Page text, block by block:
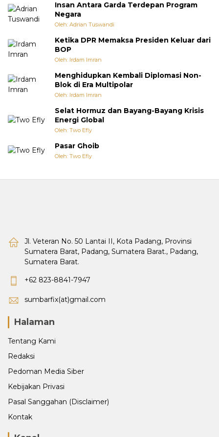
Insan Antara Garda Terdepan Program
Negara
Oleh: Adrian Tuswandi
Ketika DPR Memaksa Presiden Keluar dari
BOP
Oleh: Irdam Imran
Menghidupkan Kembali Diplomasi Non-
Blok di Era Multipolar
Oleh: Irdam Imran
Selat Hormuz dan Bayang-Bayang Krisis
Energi Global
Oleh: Two Efly
Pasar Ghoib
Oleh: Two Efly
Jl. Veteran No. 50 Lantai II, Kota Padang, Provinsi
Sumatera Barat, Padang, Sumatera Barat., Padang,
Sumatera Barat.
+62 823-8841-7947
sumbarfix(at)gmail.com
Halaman
Tentang Kami
Redaksi
Pedoman Media Siber
Kebijakan Privasi
Pasal Sanggahan (Disclaimer)
Kontak